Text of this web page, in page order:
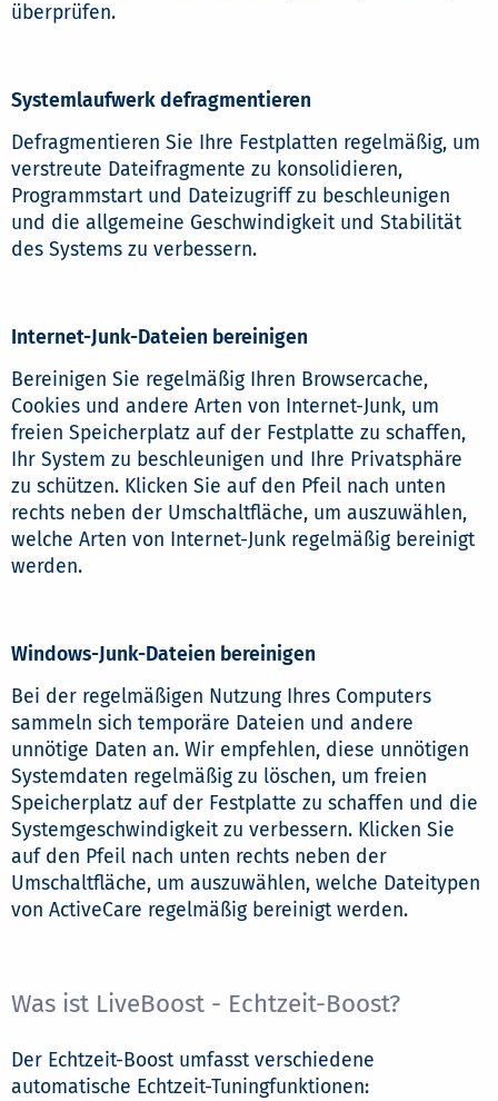
überprüfen.
Systemlaufwerk defragmentieren
Defragmentieren Sie Ihre Festplatten regelmäßig, um
verstreute Dateifragmente zu konsolidieren,
Programmstart und Dateizugriff zu beschleunigen
und die allgemeine Geschwindigkeit und Stabilität
des Systems zu verbessern.
Internet-Junk-Dateien bereinigen
Bereinigen Sie regelmäßig Ihren Browsercache,
Cookies und andere Arten von Internet-Junk, um
freien Speicherplatz auf der Festplatte zu schaffen,
Ihr System zu beschleunigen und Ihre Privatsphäre
zu schützen. Klicken Sie auf den Pfeil nach unten
rechts neben der Umschaltfläche, um auszuwählen,
welche Arten von Internet-Junk regelmäßig bereinigt
werden.
Windows-Junk-Dateien bereinigen
Bei der regelmäßigen Nutzung Ihres Computers
sammeln sich temporäre Dateien und andere
unnötige Daten an. Wir empfehlen, diese unnötigen
Systemdaten regelmäßig zu löschen, um freien
Speicherplatz auf der Festplatte zu schaffen und die
Systemgeschwindigkeit zu verbessern. Klicken Sie
auf den Pfeil nach unten rechts neben der
Umschaltfläche, um auszuwählen, welche Dateitypen
von ActiveCare regelmäßig bereinigt werden.
Was ist LiveBoost - Echtzeit-Boost?
Der Echtzeit-Boost umfasst verschiedene
automatische Echtzeit-Tuningfunktionen: